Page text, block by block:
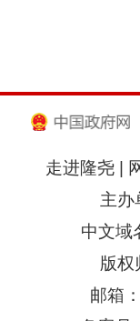
走进隆尧|
主办
中文域
版权
邮箱